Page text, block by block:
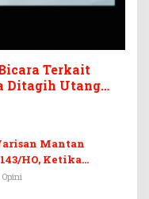
Terkait
Ditagih Utang
Mantan
HO, Ketika
Pemerasan